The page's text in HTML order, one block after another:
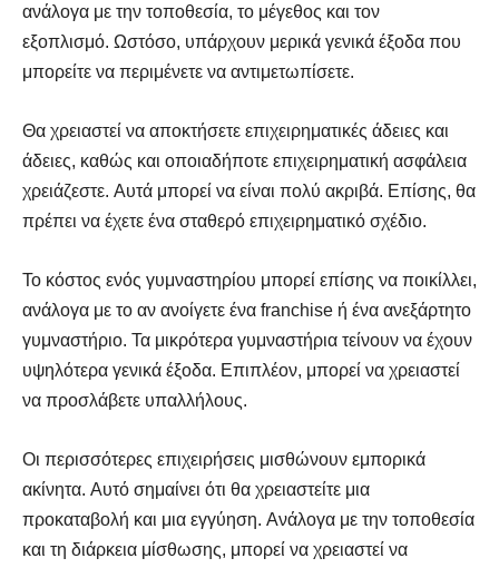
ανάλογα με την τοποθεσία, το μέγεθος και τον
εξοπλισμό. Ωστόσο, υπάρχουν μερικά γενικά έξοδα που
μπορείτε να περιμένετε να αντιμετωπίσετε.
Θα χρειαστεί να αποκτήσετε επιχειρηματικές άδειες και
άδειες, καθώς και οποιαδήποτε επιχειρηματική ασφάλεια
χρειάζεστε. Αυτά μπορεί να είναι πολύ ακριβά. Επίσης, θα
πρέπει να έχετε ένα σταθερό επιχειρηματικό σχέδιο.
Το κόστος ενός γυμναστηρίου μπορεί επίσης να ποικίλλει,
ανάλογα με το αν ανοίγετε ένα franchise ή ένα ανεξάρτητο
γυμναστήριο. Τα μικρότερα γυμναστήρια τείνουν να έχουν
υψηλότερα γενικά έξοδα. Επιπλέον, μπορεί να χρειαστεί
να προσλάβετε υπαλλήλους.
Οι περισσότερες επιχειρήσεις μισθώνουν εμπορικά
ακίνητα. Αυτό σημαίνει ότι θα χρειαστείτε μια
προκαταβολή και μια εγγύηση. Ανάλογα με την τοποθεσία
και τη διάρκεια μίσθωσης, μπορεί να χρειαστεί να